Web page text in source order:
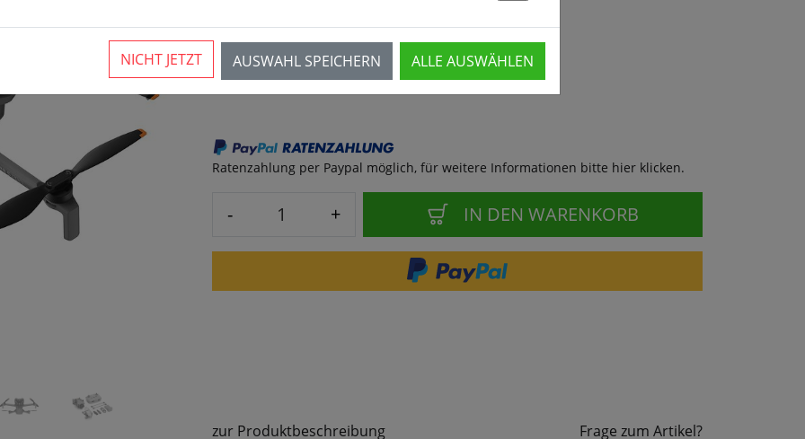
›
799,00 € *
Ratenzahlung per Paypal möglich, für weitere Informationen bitte hier klicken.
- + IN DEN WARENKORB
zur Produktbeschreibung Frage zum Artikel?
AUSWAHL SPEICHERN ALLE AUSWÄHLEN
NICHT JETZT